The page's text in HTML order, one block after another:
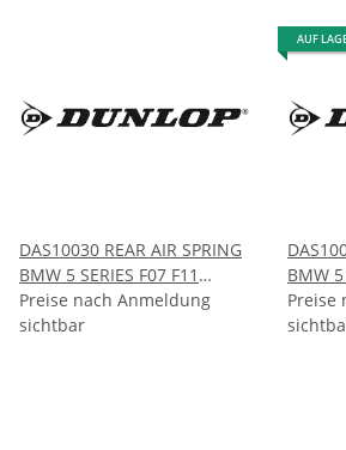
DAS10030 REAR AIR SPRING
BMW 5 SERIES F07 F11
Chassis GT and Estate 2010-
2017
Preise nach Anmeldung
sichtbar
AUF
BMW 5
Preise